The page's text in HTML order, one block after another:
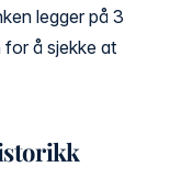
legger på 3
å sjekke at